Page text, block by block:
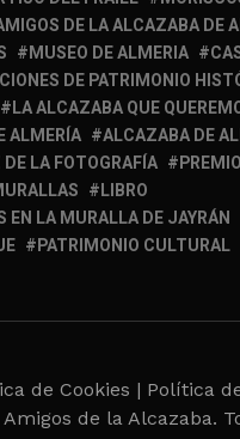
DE LA ALCAZABA DE
MUSEO DE ALMERIA
DE PATRIMONIO
LA ALCAZABA QUE
ALMERÍA
ALCAZABA DE
LA FOTOGRAFÍA
LIBRO
EN LA MURALLA DE JAYRÁN
PATRIMONIO CULTURAL
de Cookies | Política
de la Alcazaba.